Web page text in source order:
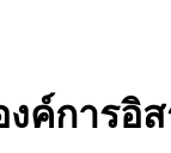
ค์การอิ